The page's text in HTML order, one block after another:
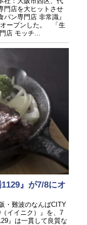
門店を大ヒットさせ
ン専門店 非常識』
オープンした。 「生
店 モッチ...
』が7/8にオ
・難波のなんばCITY
イイニク）』を、7
』は一貫して良質な